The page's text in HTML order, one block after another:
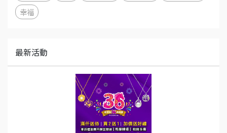
幸福
最新活動